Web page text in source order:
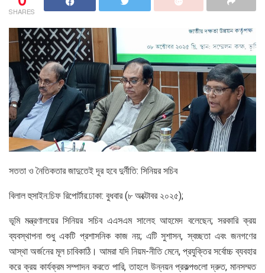
SHARES
সততা ও নৈতিকতার জাদুতেই দূর হবে দুর্নীতি: সিনিয়র সচিব
বিলাল হুসাইন:চিফ রিপোর্টার:ঢাকা: বুধবার (৮ অক্টোবর ২০২৫);
ভূমি মন্ত্রণালয়ের সিনিয়র সচিব এএসএম সালেহ আহমেদ বলেছেন; সরকারি ক্রয়
ব্যবস্থাপনা শুধু একটি প্রশাসনিক কাজ নয়; এটি সুশাসন, স্বচ্ছতা এবং জনগণের
আস্থা অর্জনের মূল চাবিকাঠি। আমরা যদি নিয়ম-নীতি মেনে, প্রযুক্তির সর্বোচ্চ ব্যবহার
করে ক্রয় কার্যক্রম সম্পাদন করতে পারি, তাহলে উন্নয়ন প্রকল্পগুলো দ্রুত, মানসম্মত